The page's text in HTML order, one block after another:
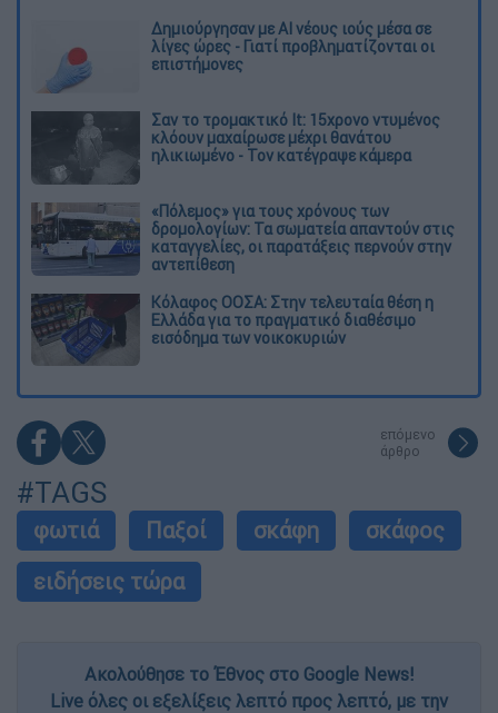
Δημιούργησαν με AI νέους ιούς μέσα σε
λίγες ώρες - Γιατί προβληματίζονται οι
επιστήμονες
Σαν το τρομακτικό It: 15χρονο ντυμένος
κλόουν μαχαίρωσε μέχρι θανάτου
ηλικιωμένο - Τον κατέγραψε κάμερα
«Πόλεμος» για τους χρόνους των
δρομολογίων: Τα σωματεία απαντούν στις
καταγγελίες, οι παρατάξεις περνούν στην
αντεπίθεση
Κόλαφος ΟΟΣΑ: Στην τελευταία θέση η
Ελλάδα για το πραγματικό διαθέσιμο
εισόδημα των νοικοκυριών
επόμενο
άρθρο
#TAGS
φωτιά Παξοί σκάφη
σκάφος
ειδήσεις τώρα
Ακολούθησε το Έθνος στο Google News!
Live όλες οι εξελίξεις λεπτό προς λεπτό, με την